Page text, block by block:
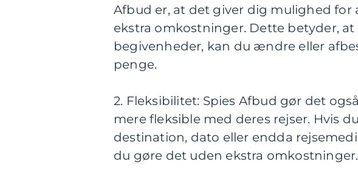
Afbud er, at det giver dig mulighed
ekstra omkostninger. Dette betyder,
begivenheder, kan du ændre eller
penge.
2. Fleksibilitet: Spies Afbud gør det
mere fleksible med deres rejser. Hvis
destination, dato eller endda
du gøre det uden ekstra omkostninger.